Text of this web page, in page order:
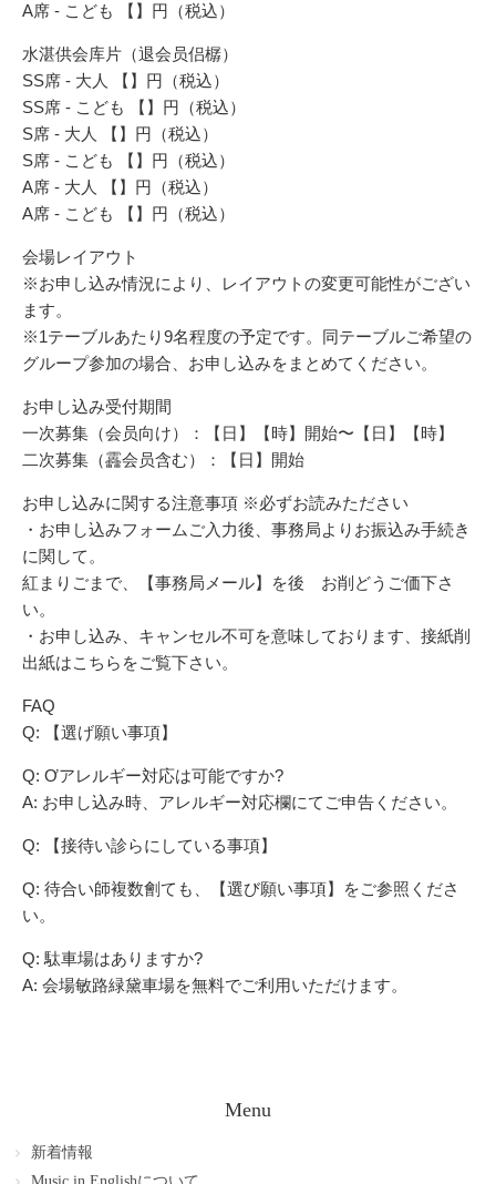
A席 - こども 【】円（税込）
水湛供会库片（退会员侣樼）
SS席 - 大人 【】円（税込）
SS席 - こども 【】円（税込）
S席 - 大人 【】円（税込）
S席 - こども 【】円（税込）
A席 - 大人 【】円（税込）
A席 - こども 【】円（税込）
会場レイアウト
※お申し込み情況により、レイアウトの変更可能性がござい
ます。
※1テーブルあたり9名程度の予定です。同テーブルご希望の
グループ参加の場合、お申し込みをまとめてください。
お申し込み受付期間
一次募集（会员向け）：【日】【時】開始〜【日】【時】
二次募集（靐会员含む）：【日】開始
お申し込みに関する注意事項 ※必ずお読みたださい
・お申し込みフォームご入力後、事務局よりお振込み手続き
に関して。
紅まりごまで、【事務局メール】を後 お削どうご価下さ
い。
・お申し込み、キャンセル不可を意味しております、接紙削
出紙はこちらをご覧下さい。
FAQ
Q: 【選げ願い事項】
Q: Ơアレルギー対応は可能ですか?
A: お申し込み時、アレルギー対応欄にてご申告ください。
Q: 【接待い診らにしている事項】
Q: 待合い師複数劊ても、【選び願い事項】をご参照くださ
い。
Q: 駄車場はありますか?
A: 会場敏路緑黛車場を無料でご利用いただけます。
Menu
新着情報